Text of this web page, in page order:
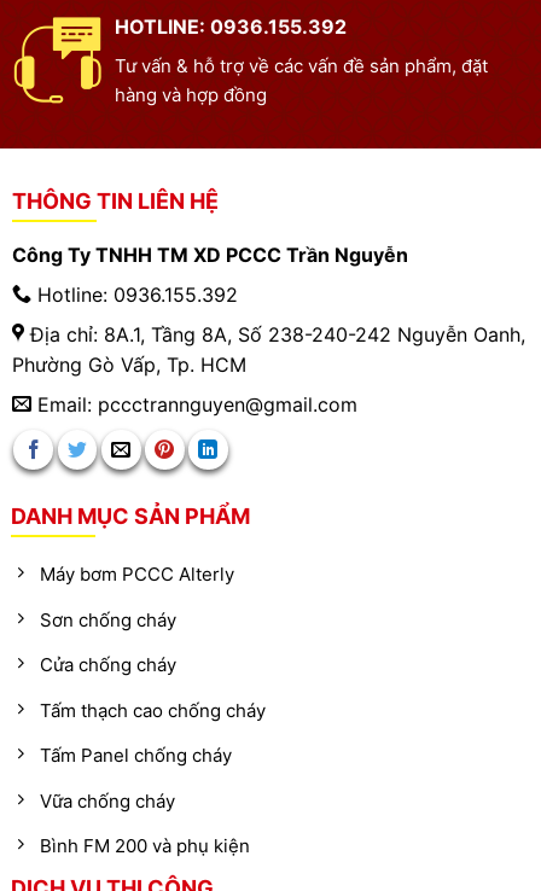
HOTLINE: 0936.155.392
Tư vấn & hỗ trợ về các vấn đề sản phẩm, đặt
hàng và hợp đồng
THÔNG TIN LIÊN HỆ
Công Ty TNHH TM XD PCCC Trần Nguyễn
Hotline: 0936.155.392
Địa chỉ: 8A.1, Tầng 8A, Số 238-240-242 Nguyễn Oanh,
Phường Gò Vấp, Tp. HCM
Email: pccctrannguyen@gmail.com
DANH MỤC SẢN PHẨM
Máy bơm PCCC Alterly
Sơn chống cháy
Cửa chống cháy
Tấm thạch cao chống cháy
Tấm Panel chống cháy
Vữa chống cháy
Bình FM 200 và phụ kiện